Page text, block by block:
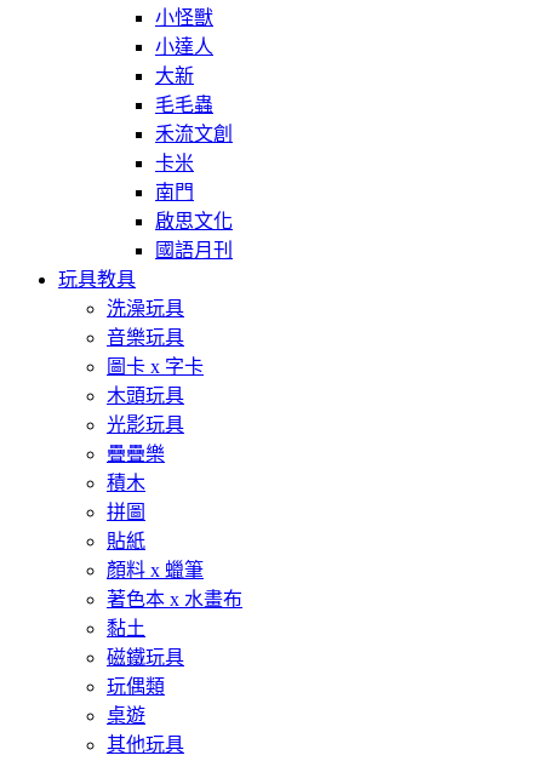
小怪獸
小達人
大新
毛毛蟲
禾流文創
卡米
南門
啟思文化
國語月刊
玩具教具
洗澡玩具
音樂玩具
圖卡 x 字卡
木頭玩具
光影玩具
疊疊樂
積木
拼圖
貼紙
顏料 x 蠟筆
著色本 x 水畫布
黏土
磁鐵玩具
玩偶類
桌遊
其他玩具